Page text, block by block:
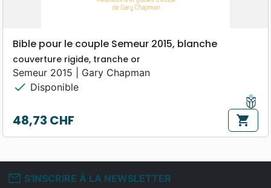
Bible pour le couple Semeur 2015, blanche
couverture rigide, tranche or
Semeur 2015 | Gary Chapman
check Disponible
Prix
48,73 CHF shopping_cart
mail_outline S'INSCRIRE À LA NEWSLETTER